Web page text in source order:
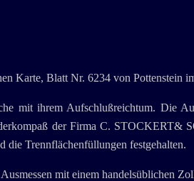
Karte, Blatt Nr. 6234 von Pottenstein
mit ihrem Aufschlußreichtum. Die
der Firma C. STOCKERT&
Trennflächenfüllungen festgehalten.
mit einem handelsüblichen